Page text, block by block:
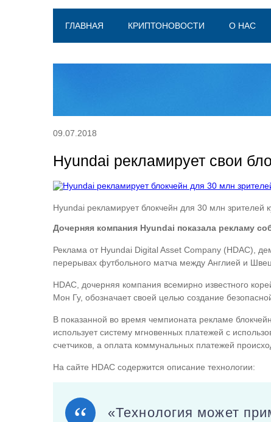
ГЛАВНАЯ КРИПТОНОВОСТИ О НАС
09.07.2018
Hyundai рекламирует свои
Hyundai рекламирует блокчейн для 30 млн зрителей
Дочерняя компания Hyundai показала рекламу
Реклама от Hyundai Digital Asset Company (HDAC),
перерывах футбольного матча между Англией и
HDAC, дочерняя компания всемирно известного
Мон Гу, обозначает своей целью создание
В показанной во время чемпионата рекламе
использует систему мгновенных платежей с
счетчиков, а оплата коммунальных платежей
На сайте HDAC содержится описание технологии:
«Технология может